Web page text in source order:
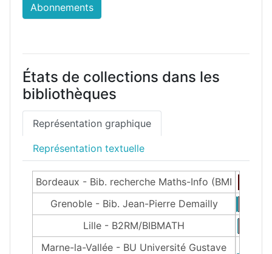
Abonnements
États de collections dans les
bibliothèques
Représentation graphique
Représentation textuelle
Bordeaux - Bib. recherche Maths-Info (BMI
Grenoble - Bib. Jean-Pierre Demailly
Lille - B2RM/BIBMATH
Marne-la-Vallée - BU Université Gustave